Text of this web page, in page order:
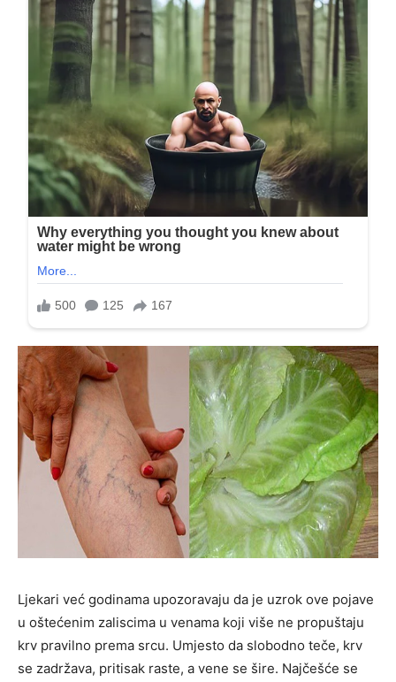
Ljekari već godinama upozoravaju da je uzrok ove pojave
u oštećenim zaliscima u venama koji više ne propuštaju
krv pravilno prema srcu. Umjesto da slobodno teče, krv
se zadržava, pritisak raste, a vene se šire. Najčešće se